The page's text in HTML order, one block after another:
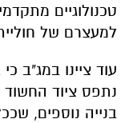
טכנולוגיים
למעצרם של
עוד ציינו במג"ב
נתפס ציוד החשוד
בנייה נוספים,